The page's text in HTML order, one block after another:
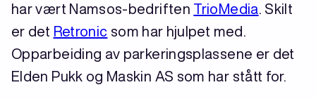
har vært Namsos-bedriften TrioMedia . Skilt
er det Retronic som har hjulpet med.
Opparbeiding av parkeringsplassene er det
Elden Pukk og Maskin AS som har stått for.